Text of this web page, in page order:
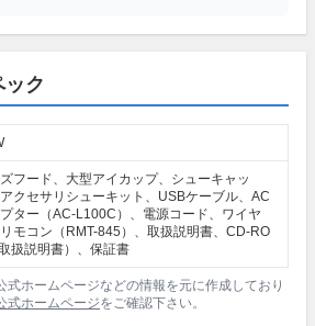
ク
フード、大型アイカップ、シューキャッ
クセサリシューキット、USBケーブル、AC
ター（AC-L100C）、電源コード、ワイヤ
モコン（RMT-845）、取扱説明書、CD-RO
扱説明書）、保証書
式ホームページなどの情報を元に作成しており
式ホームページをご確認下さい。